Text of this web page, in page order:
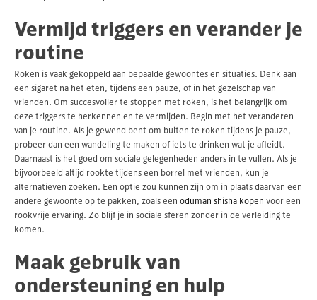
Vermijd triggers en verander je
routine
Roken is vaak gekoppeld aan bepaalde gewoontes en situaties. Denk aan
een sigaret na het eten, tijdens een pauze, of in het gezelschap van
vrienden. Om succesvoller te stoppen met roken, is het belangrijk om
deze triggers te herkennen en te vermijden. Begin met het veranderen
van je routine. Als je gewend bent om buiten te roken tijdens je pauze,
probeer dan een wandeling te maken of iets te drinken wat je afleidt.
Daarnaast is het goed om sociale gelegenheden anders in te vullen. Als je
bijvoorbeeld altijd rookte tijdens een borrel met vrienden, kun je
alternatieven zoeken. Een optie zou kunnen zijn om in plaats daarvan een
andere gewoonte op te pakken, zoals een oduman shisha kopen voor een
rookvrije ervaring. Zo blijf je in sociale sferen zonder in de verleiding te
komen.
Maak gebruik van
ondersteuning en hulp